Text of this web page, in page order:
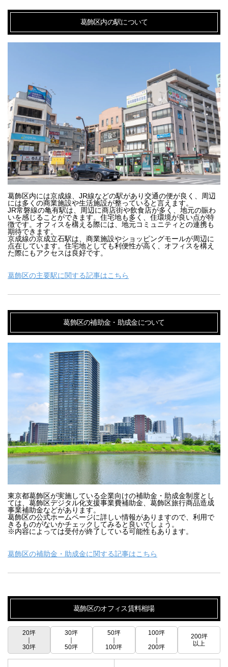
葛飾区内の駅について
葛飾区内には京成線、JR線などの駅があり交通の便が良く、周辺
には多くの商業施設や生活施設が整っていると言えます。
JR常磐線の亀有駅は、周辺に商店街や飲食店が多く、地元の賑わ
いを感じることができます。住宅地も多く、住環境が良い点が特
徴です。オフィスを構える際には、地元コミュニティとの連携も
期待できます。
京成線の京成立石駅は、商業施設やショッピングモールが周辺に
点在しています。住宅地としても利便性が高く、オフィスを構え
た際にもアクセスは良好です。
葛飾区の主要駅に関する記事はこちら
葛飾区の補助金・助成金について
東京都葛飾区が実施している企業向けの補助金・助成金制度とし
ては、葛飾区デジタル化支援事業費補助金、葛飾区旅行商品造成
事業補助金などがあります。
葛飾区の公式ホームページに詳しい情報がありますので、利用で
きるものがないかチェックしてみると良いでしょう。
※内容によっては受付が終了している可能性もあります。
葛飾区の補助金・助成金に関する記事はこちら
葛飾区のオフィス賃料相場
20坪
30坪
30坪
50坪
50坪
100坪
100坪
200坪
200坪
以上